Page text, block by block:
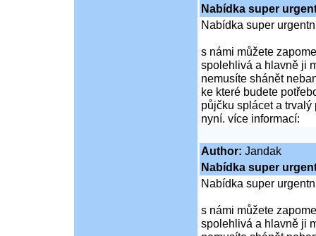
Nabídka super
Nabídka super
s námi můžete
spolehlivá a hlavně ji
nemusíte shánět
ke které budete
půjčku splácet a
nyní. více informací:
Author: Jandak
Nabídka super
Nabídka super
s námi můžete
spolehlivá a hlavně ji